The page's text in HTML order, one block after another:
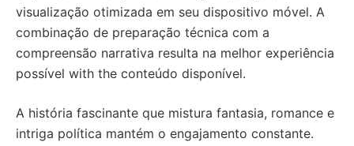
visualização otimizada em seu dispositivo móvel. A
combinação de preparação técnica com a
compreensão narrativa resulta na melhor experiência
possível with the conteúdo disponível.
A história fascinante que mistura fantasia, romance e
intriga política mantém o engajamento constante.